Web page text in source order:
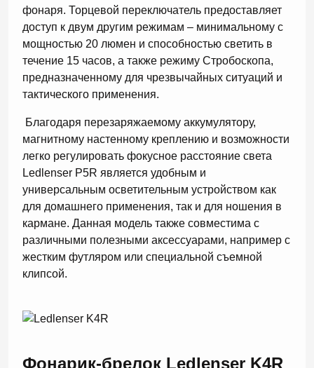
фонаря. Торцевой переключатель предоставляет
доступ к двум другим режимам – минимальному с
мощностью 20 люмен и способностью светить в
течение 15 часов, а также режиму Стробоскопа,
предназначенному для чрезвычайных ситуаций и
тактического применения.
Благодаря перезаряжаемому аккумулятору,
магнитному настенному креплению и возможности
легко регулировать фокусное расстояние света
Ledlenser P5R является удобным и
универсальным осветительным устройством как
для домашнего применения, так и для ношения в
кармане. Данная модель также совместима с
различными полезными аксессуарами, например с
жестким футляром или специальной съемной
клипсой.
Фонарик-брелок Ledlenser K4R